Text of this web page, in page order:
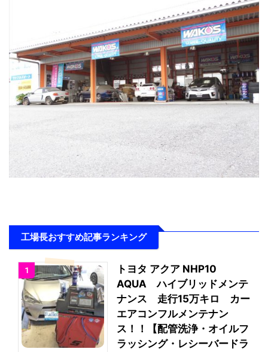
工場長おすすめ記事ランキング
1
トヨタ アクア NHP10
AQUA ハイブリッドメンテ
ナンス 走行15万キロ カー
エアコンフルメンテナン
ス！！【配管洗浄・オイルフ
ラッシング・レシーバードラ